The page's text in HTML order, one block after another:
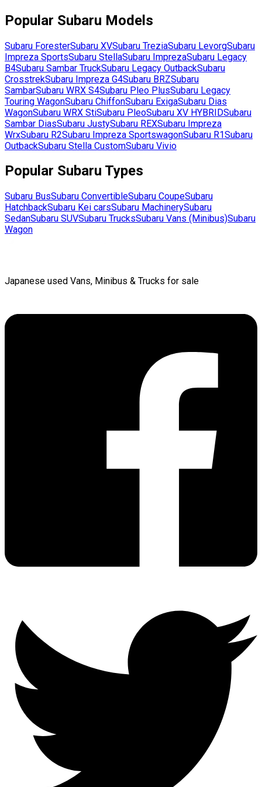
Popular Subaru Models
Subaru ForesterSubaru XVSubaru TreziaSubaru LevorgSubaru
Impreza SportsSubaru StellaSubaru ImprezaSubaru Legacy
B4Subaru Sambar TruckSubaru Legacy OutbackSubaru
CrosstrekSubaru Impreza G4Subaru BRZSubaru
SambarSubaru WRX S4Subaru Pleo PlusSubaru Legacy
Touring WagonSubaru ChiffonSubaru ExigaSubaru Dias
WagonSubaru WRX StiSubaru PleoSubaru XV HYBRIDSubaru
Sambar DiasSubaru JustySubaru REXSubaru Impreza
WrxSubaru R2Subaru Impreza SportswagonSubaru R1Subaru
OutbackSubaru Stella CustomSubaru Vivio
Popular Subaru Types
Subaru BusSubaru ConvertibleSubaru CoupeSubaru
HatchbackSubaru Kei carsSubaru MachinerySubaru
SedanSubaru SUVSubaru TrucksSubaru Vans (Minibus)Subaru
Wagon
Japanese used Vans, Minibus & Trucks for sale